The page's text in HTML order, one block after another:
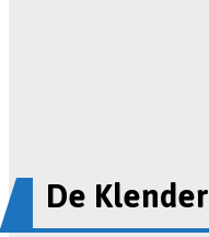
De Klender